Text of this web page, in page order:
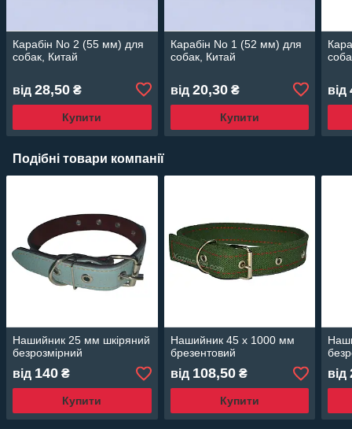
Карабін No 2 (55 мм) для
собак, Китай
від 28,50 ₴
Купити
Карабін No 1 (52 мм) для
собак, Китай
від 20,30₴
Купити
від
Подібні товари компанії
Нашийник 25 мм шкіряний
безрозмірний
від 140 ₴
Купити
Нашийник 45 х 1000 мм
брезентовий
від 108,50₴
Купити
від